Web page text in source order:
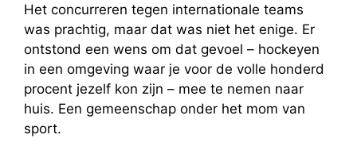
Het concurreren tegen internationale teams
was prachtig, maar dat was niet het enige. Er
ontstond een wens om dat gevoel – hockeyen
in een omgeving waar je voor de volle honderd
procent jezelf kon zijn – mee te nemen naar
huis. Een gemeenschap onder het mom van
sport.